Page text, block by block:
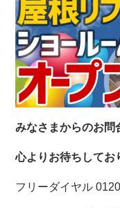
みなさまからのお問
心よりお待ちしてお
フリーダイヤル